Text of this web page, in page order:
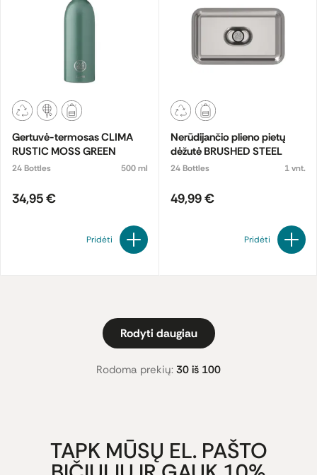
Gertuvė-termosas CLIMA
RUSTIC MOSS GREEN
24 Bottles 500 ml
34,95 €
Pridėti
Nerūdijančio plieno pietų
dėžutė BRUSHED STEEL
24 Bottles 1 vnt.
49,99 €
Pridėti
Rodyti daugiau
Rodoma prekių: 30 iš 100
TAPK MŪSŲ EL. PAŠTO